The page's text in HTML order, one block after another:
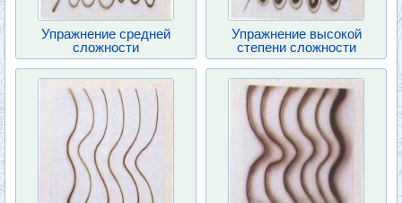
Упражнение средней
сложности
Упражнение высокой
степени сложности